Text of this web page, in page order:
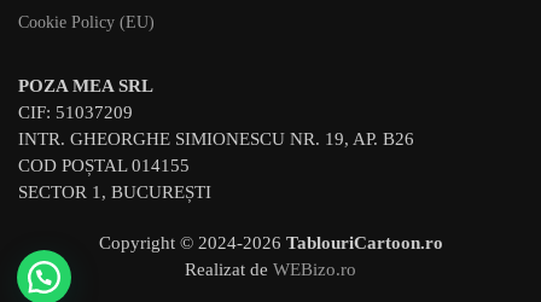
Cookie Policy (EU)
POZA MEA SRL
CIF: 51037209
INTR. GHEORGHE SIMIONESCU NR. 19, AP. B26
COD POȘTAL 014155
SECTOR 1, BUCUREȘTI
Copyright © 2024-2026 TablouriCartoon.ro
Realizat de WEBizo.ro